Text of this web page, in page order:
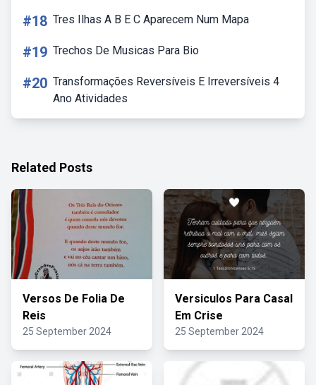
#18 Tres Ilhas A B E C Aparecem Num Mapa
#19 Trechos De Musicas Para Bio
#20 Transformações Reversíveis E Irreversíveis 4
Ano Atividades
Related Posts
Versos De Folia De
Reis
25 September 2024
Versiculos Para Casal
Em Crise
25 September 2024